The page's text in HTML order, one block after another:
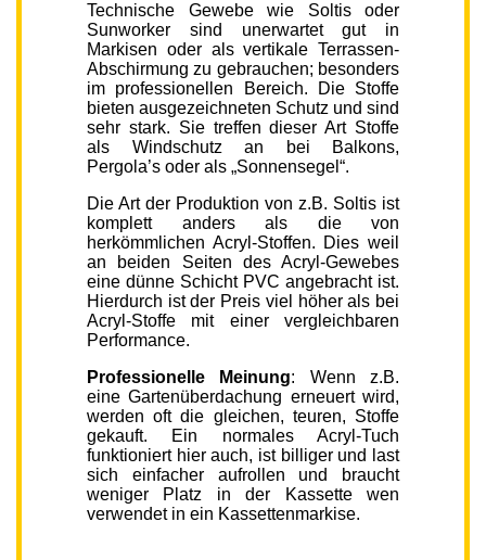
Technische Gewebe wie Soltis oder
Sunworker sind unerwartet gut in
Markisen oder als vertikale Terrassen-
Abschirmung zu gebrauchen; besonders
im professionellen Bereich. Die Stoffe
bieten ausgezeichneten Schutz und sind
sehr stark. Sie treffen dieser Art Stoffe
als Windschutz an bei Balkons,
Pergola’s oder als „Sonnensegel“.
Die Art der Produktion von z.B. Soltis ist
komplett anders als die von
herkömmlichen Acryl-Stoffen. Dies weil
an beiden Seiten des Acryl-Gewebes
eine dünne Schicht PVC angebracht ist.
Hierdurch ist der Preis viel höher als bei
Acryl-Stoffe mit einer vergleichbaren
Performance.
Professionelle Meinung: Wenn z.B.
eine Gartenüberdachung erneuert wird,
werden oft die gleichen, teuren, Stoffe
gekauft. Ein normales Acryl-Tuch
funktioniert hier auch, ist billiger und last
sich einfacher aufrollen und braucht
weniger Platz in der Kassette wen
verwendet in ein Kassettenmarkise.